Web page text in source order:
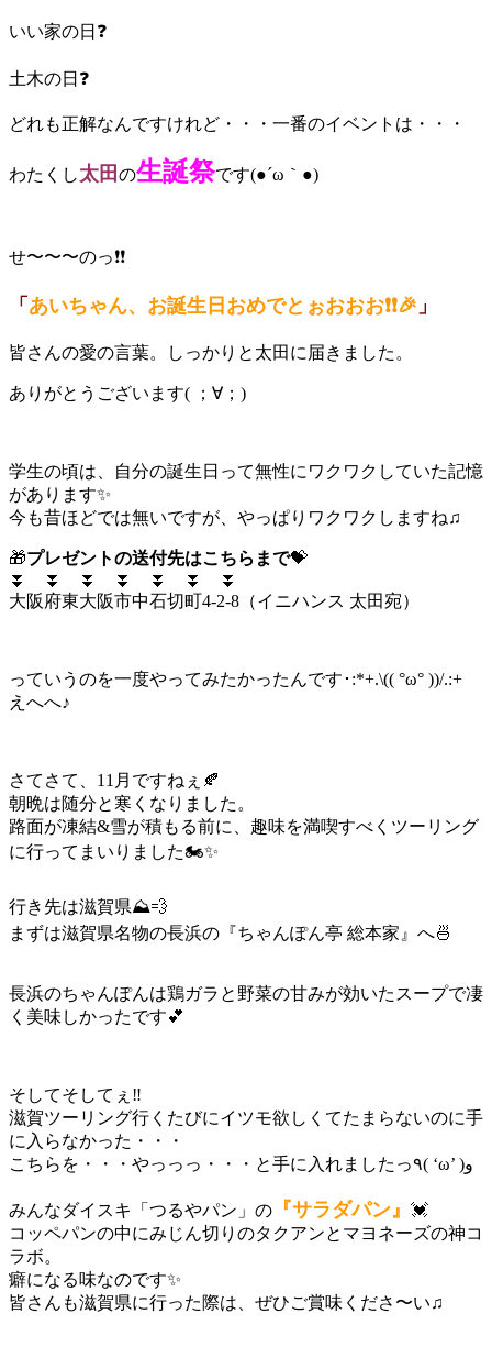
いい家の日❓
土木の日❓
どれも正解なんですけれど・・・一番のイベントは・・・
わたくし太田 の生誕祭です(●´ω｀●)
せ〜〜〜のっ❗️❗️
「 あいちゃん、お誕生日おめでとぉおおお❗️❗️🎉 」
皆さんの愛の言葉。しっかりと太田に届きました。
ありがとうございます( ；∀；)
学生の頃は、自分の誕生日って無性にワクワクしていた記憶
があります✨
今も昔ほどでは無いですが、やっぱりワクワクしますね♫
🎁プレゼントの送付先はこちらまで💝
⏬ ⏬ ⏬ ⏬ ⏬ ⏬ ⏬
大阪府東大阪市中石切町4-2-8（イニハンス 太田宛）
っていうのを一度やってみたかったんです･:*+.\(( °ω° ))/.:+
えへへ♪
さてさて、11月ですねぇ🍂
朝晩は随分と寒くなりました。
路面が凍結&雪が積もる前に、趣味を満喫すべくツーリング
に行ってまいりました🏍✨
行き先は滋賀県⛰💨
まずは滋賀県名物の長浜の『ちゃんぽん亭 総本家』へ🍜
長浜のちゃんぽんは鶏ガラと野菜の甘みが効いたスープで凄
く美味しかったです💕
そしてそしてぇ‼️
滋賀ツーリング行くたびにイツモ欲しくてたまらないのに手
に入らなかった・・・
こちらを・・・やっっっ・・・と手に入れましたっ٩( ‘ω’ )و
みんなダイスキ「つるやパン」の 『サラダパン』 💓
コッペパンの中にみじん切りのタクアンとマヨネーズの神コ
ラボ。
癖になる味なのです✨
皆さんも滋賀県に行った際は、ぜひご賞味くださ〜い♫